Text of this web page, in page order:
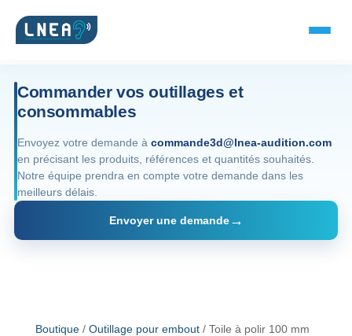
SOLUTIONS AUDITIVES
Embouts BTE
Micro-embouts
Embouts protecteurs
Commander vos outillages et
consommables
Envoyez votre demande à commande3d@lnea-audition.com
en précisant les produits, références et quantités souhaités.
Notre équipe prendra en compte votre demande dans les
meilleurs délais.
Envoyer une demande
Boutique/ Outillage pour embout/ Toile à polir 100 mm